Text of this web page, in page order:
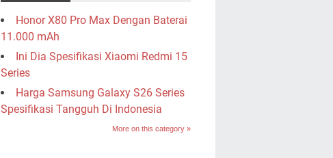
Honor X80 Pro Max Dengan Baterai
11.000 mAh
Ini Dia Spesifikasi Xiaomi Redmi 15
Series
Harga Samsung Galaxy S26 Series
Spesifikasi Tangguh Di Indonesia
More on this category »